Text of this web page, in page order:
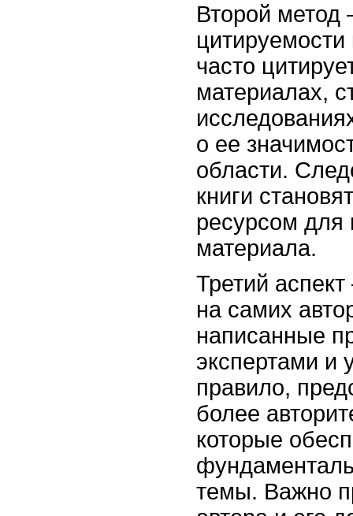
Второй метод
цитируемости
часто
материалах,
о ее
области.
книги
ресурсом для
материала.
Третий
на самих
написанные
экспертами и
правило,
более
которые
темы. Важно